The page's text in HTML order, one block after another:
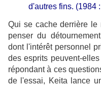
d'autres fins. (1984
Qui se cache derrière le
penser du
dont l'intérêt personnel
des esprits peuvent-
répondant à ces
de l'essai, Keita lance